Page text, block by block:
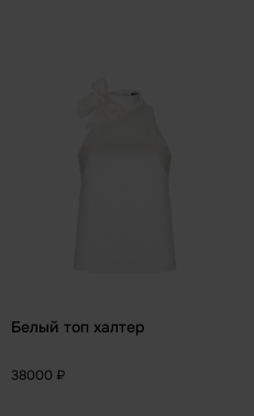
Белый топ халтер
38000 ₽